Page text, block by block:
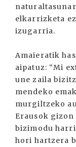
elkarrizketa
izugarria.
Amaieratik
aipatuz: “Mi
une zaila
mendeko
murgiltzeko
Erausok
bizimodu
hori hartzera